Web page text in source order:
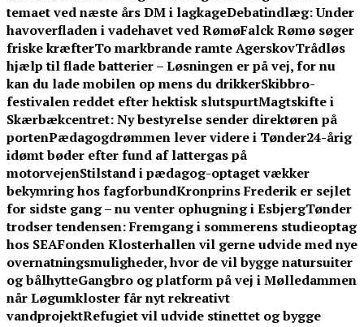
temaet ved næste års DM i lagkageDebatindlæg: Under
havoverfladen i vadehavet ved RømøFalck Rømø søger
friske kræfterTo markbrande ramte AgerskovTrådløs
hjælp til flade batterier – Løsningen er på vej, for nu
kan du lade mobilen op mens du drikkerSkibbro-
festivalen reddet efter hektisk slutspurtMagtskifte i
Skærbækcentret: Ny bestyrelse sender direktøren på
portenPædagogdrømmen lever videre i Tønder24-årig
idømt bøder efter fund af lattergas på
motorvejenStilstand i pædagog-optaget vækker
bekymring hos fagforbundKronprins Frederik er sejlet
for sidste gang – nu venter ophugning i EsbjergTønder
trodser tendensen: Fremgang i sommerens studieoptag
hos SEAFonden Klosterhallen vil gerne udvide med nye
overnatningsmuligheder, hvor de vil bygge natursuiter
og bålhytteGangbro og platform på vej i Mølledammen
når Løgumkloster får nyt rekreativt
vandprojektRefugiet vil udvide stinettet og bygge